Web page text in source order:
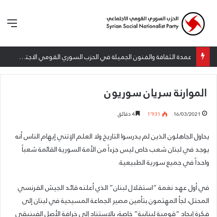
عمدة الثقافة والفنون الجميلة في الحزب السوري القومي الاجتماعي تعلن نتائج الدورة الخامسة من جائزة أنطون سعاده الأدبية
الموارنة سريان سوريون
16/03/2021 1٬931
يحاول الجاهلون الذين لم يدرسوا التاريخ ولا العلم الإتني إيهام الناس أنه
يوجد في لبنان شعب خاص ليس جزءاً من الأمة السورية القائمة شعباً
واحداً في جميع سورية الطبيعية.
في أول عهد نغمة “استقلال لبنان” الذي أعلنه قائد الجيش الفرنسي
المحتل، لجأ المهتمون بتأمين مصير الجماعة المسيحية في لبنان إلى
فكرة إيجاد “قومية لبنانية” خاصة، بالاستناد إلى خرافة الأصل الفينيقي